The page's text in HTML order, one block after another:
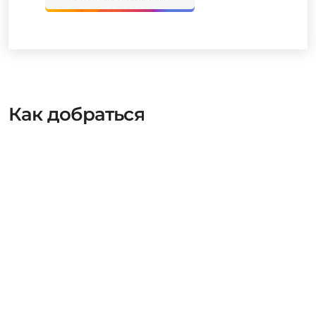
Как добраться